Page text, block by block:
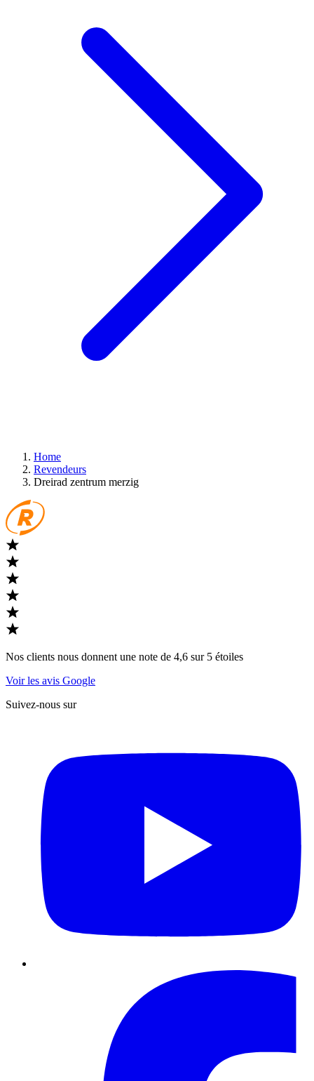
Home
Revendeurs
Dreirad zentrum merzig
Nos clients nous donnent une note de 4,6 sur 5 étoiles
Voir les avis Google
Suivez-nous sur